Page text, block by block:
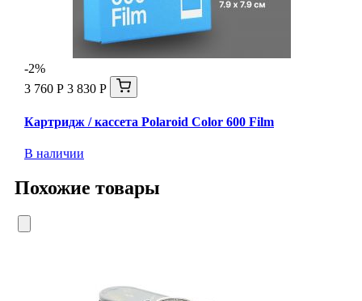
-2%
3 760 Р 3 830 Р
Картридж / кассета Polaroid Color 600 Film
В наличии
Похожие товары